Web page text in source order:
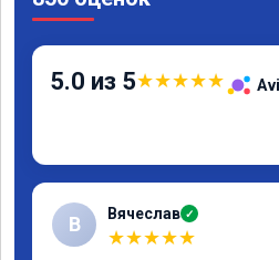
5.0 из 5★★★★★
В Вячеслав ✓
★★★★★